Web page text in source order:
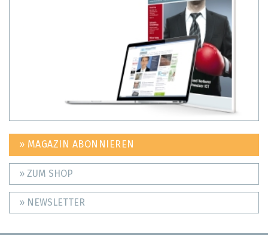
» MAGAZIN ABONNIEREN
» ZUM SHOP
» NEWSLETTER